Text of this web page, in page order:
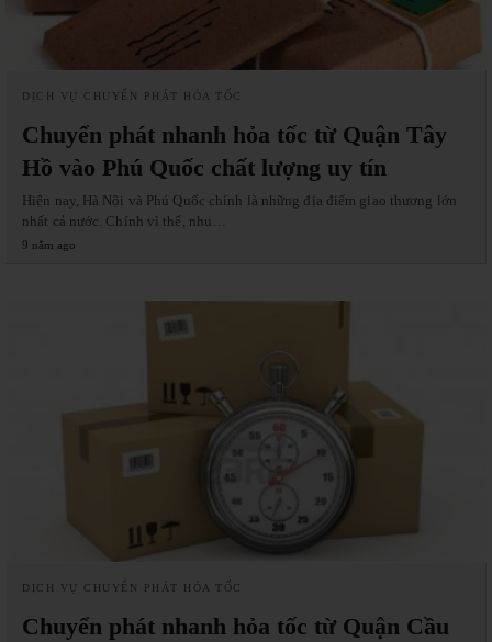
DỊCH VỤ CHUYỂN PHÁT HỎA TỐC
Chuyển phát nhanh hỏa tốc từ Quận Tây
Hồ vào Phú Quốc chất lượng uy tín
Hiện nay, Hà Nội và Phú Quốc chính là những địa điểm giao thương lớn
nhất cả nước. Chính vì thế, nhu…
9 năm ago
DỊCH VỤ CHUYỂN PHÁT HỎA TỐC
Chuyển phát nhanh hỏa tốc từ Quận Cầu